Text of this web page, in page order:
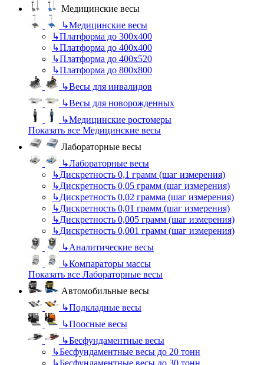
Медицинские весы
↳Медицинские весы
↳Платформа до 300х400
↳Платформа до 400х400
↳Платформа до 400х520
↳Платформа до 800х800
↳Весы для инвалидов
↳Весы для новорожденных
↳Медицинские ростомеры
Показать все Медицинские весы
Лабораторные весы
↳Лабораторные весы
↳Дискретность 0,1 грамм (шаг измерения)
↳Дискретность 0,05 грамм (шаг измерения)
↳Дискретность 0,02 грамма (шаг измерения)
↳Дискретность 0,01 грамм (шаг измерения)
↳Дискретность 0,005 грамм (шаг измерения)
↳Дискретность 0,001 грамм (шаг измерения)
↳Аналитические весы
↳Компараторы массы
Показать все Лабораторные весы
Автомобильные весы
↳Подкладные весы
↳Поосные весы
↳Бесфундаментные весы
↳Бесфундаментные весы до 20 тонн
↳Бесфундаментные весы до 30 тонн